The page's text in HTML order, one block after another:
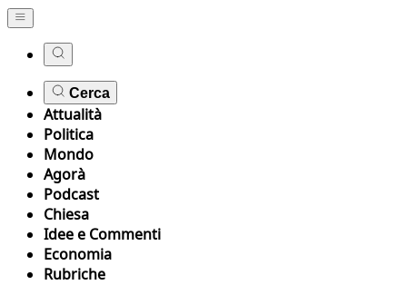
Cerca
Attualità
Politica
Mondo
Agorà
Podcast
Chiesa
Idee e Commenti
Economia
Rubriche